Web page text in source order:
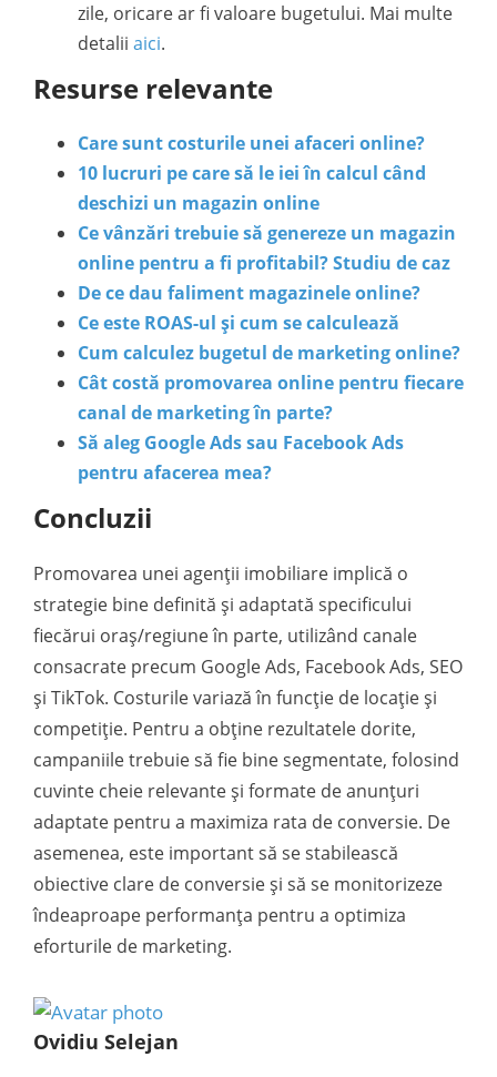
zile, oricare ar fi valoare bugetului. Mai multe
detalii aici.
Resurse relevante
Care sunt costurile unei afaceri online?
10 lucruri pe care să le iei în calcul când
deschizi un magazin online
Ce vânzări trebuie să genereze un magazin
online pentru a fi profitabil? Studiu de caz
De ce dau faliment magazinele online?
Ce este ROAS-ul și cum se calculează
Cum calculez bugetul de marketing online?
Cât costă promovarea online pentru fiecare
canal de marketing în parte?
Să aleg Google Ads sau Facebook Ads
pentru afacerea mea?
Concluzii
Promovarea unei agenții imobiliare implică o
strategie bine definită și adaptată specificului
fiecărui oraș/regiune în parte, utilizând canale
consacrate precum Google Ads, Facebook Ads, SEO
și TikTok. Costurile variază în funcție de locație și
competiție. Pentru a obține rezultatele dorite,
campaniile trebuie să fie bine segmentate, folosind
cuvinte cheie relevante și formate de anunțuri
adaptate pentru a maximiza rata de conversie. De
asemenea, este important să se stabilească
obiective clare de conversie și să se monitorizeze
îndeaproape performanța pentru a optimiza
eforturile de marketing.
Ovidiu Selejan